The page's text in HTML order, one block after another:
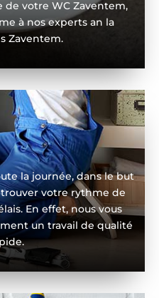
de votre WC Zaventem,
à nos experts an la
Zaventem.
la journée, dans le but
votre rythme de
En effet, nous vous
un travail de qualité